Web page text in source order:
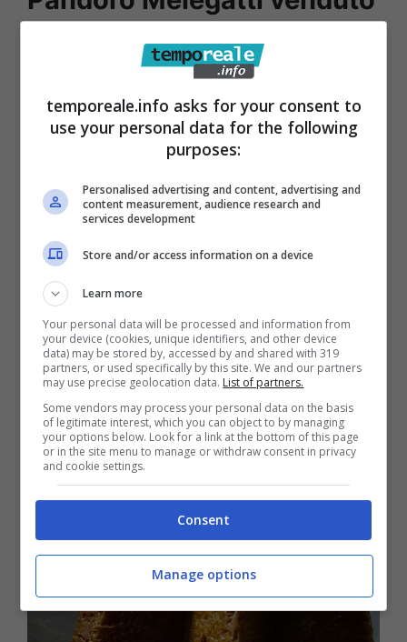
a una multinazionale
irlandese
Tante aziende italiane storiche hanno
attraversato un momento di difficoltà e vale
anche per Melegatti, che a fine Ottocento
aveva anche brevettato il pandoro, nel
maggio 2018 era finito in tribunale. Troppi i
debiti accumulati con una dichiarazione di
fallimento che aveva sorpreso un po’ tutto. La
famiglia veneta Spezzapria, con l’industriale
Roberto Spezzapria, aveva rilevato l’azienda
attraverso una società di Vicenza.
temporeale.info asks for your consent to
use your personal data for the following
purposes:
Personalised advertising and content, advertising and
content measurement, audience research and
services development
Store and/or access information on a device
Learn more
Your personal data will be processed and information from
your device (cookies, unique identifiers, and other device
data) may be stored by, accessed by and shared with 319
partners, or used specifically by this site. We and our partners
may use precise geolocation data. List of partners.
Some vendors may process your personal data on the basis
of legitimate interest, which you can object to by managing
your options below. Look for a link at the bottom of this page
or in the site menu to manage or withdraw consent in privacy
and cookie settings.
Consent
Manage options